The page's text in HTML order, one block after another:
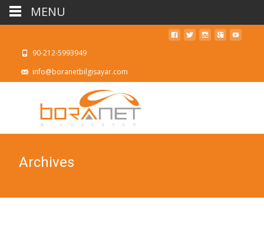
90-212-5993949
info@boranetbilgisayar.com
Archives
MENU